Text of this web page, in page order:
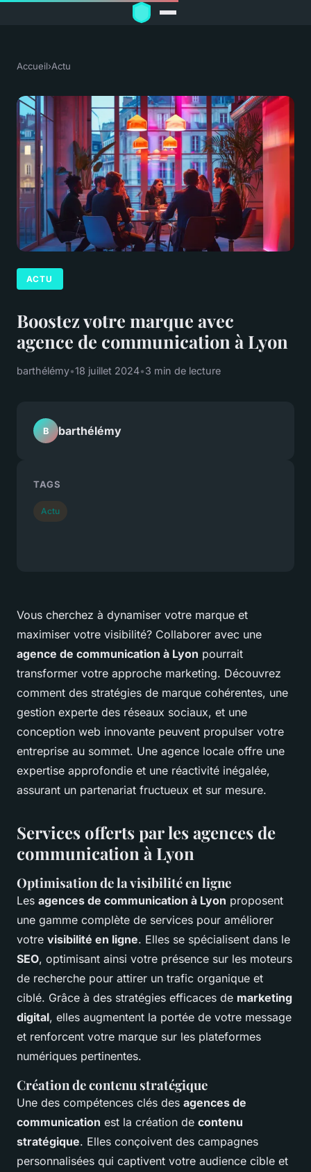
Accueil›Actu
ACTU
Boostez votre marque avec
agence de communication à Lyon
barthélémy•18 juillet 2024•3 min de lecture
Vous cherchez à dynamiser votre marque et
maximiser votre visibilité? Collaborer avec une
agence de communication à Lyon pourrait
transformer votre approche marketing. Découvrez
comment des stratégies de marque cohérentes, une
gestion experte des réseaux sociaux, et une
conception web innovante peuvent propulser votre
entreprise au sommet. Une agence locale offre une
expertise approfondie et une réactivité inégalée,
assurant un partenariat fructueux et sur mesure.
Services offerts par les agences de
communication à Lyon
Optimisation de la visibilité en ligne
Les agences de communication à Lyon proposent
une gamme complète de services pour améliorer
votre visibilité en ligne. Elles se spécialisent dans le
SEO, optimisant ainsi votre présence sur les moteurs
de recherche pour attirer un trafic organique et
ciblé. Grâce à des stratégies efficaces de marketing
digital, elles augmentent la portée de votre message
et renforcent votre marque sur les plateformes
numériques pertinentes.
Création de contenu stratégique
Une des compétences clés des agences de
communication est la création de contenu
stratégique. Elles conçoivent des campagnes
personnalisées qui captivent votre audience cible et
B barthélémy
TAGS
Actu